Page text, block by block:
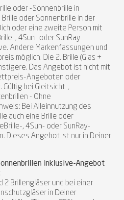
oder -Sonnenbrille in
oder Sonnenbrille in der
oder eine zweite Person mit
, 4Sun- oder SunRay-
Andere Markenfassungen und
möglich. Die 2. Brille (Glas +
Das Angebot ist nicht mit
Angeboten oder
Gültig bei Gleitsicht-,
- Ohne
Bei Alleinnutzung des
auch eine Brille oder
, 4Sun- oder SunRay-
Dieses Angebot ist nur in Deiner
inklusive-Angebot
2 Brillengläser und bei einer
in Deiner